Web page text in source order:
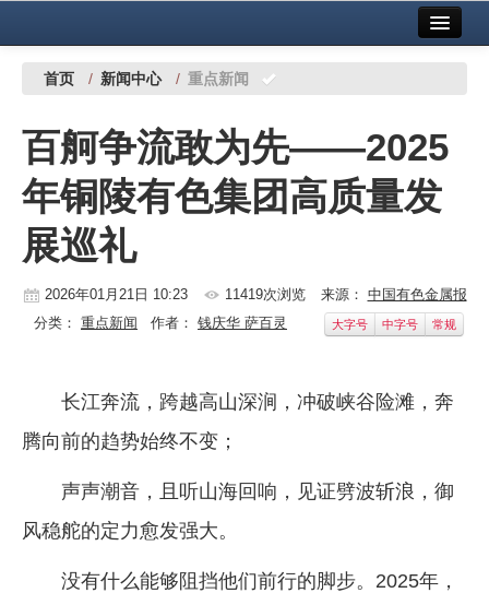
中国有色金属报社主办 广告服务
铜镍铅锌
铝
稀有稀土
有色市场
科技
企业文化
首页 / 新闻中心 / 重点新闻
百舸争流敢为先——2025
年铜陵有色集团高质量发
展巡礼
2026年01月21日 10:23 11419次浏览 来源： 中国有色金属报
分类： 重点新闻 作者： 钱庆华 萨百灵 大字号 中字号 常规
长江奔流，跨越高山深涧，冲破峡谷险滩，奔
腾向前的趋势始终不变；
声声潮音，且听山海回响，见证劈波斩浪，御
风稳舵的定力愈发强大。
没有什么能够阻挡他们前行的脚步。2025年，